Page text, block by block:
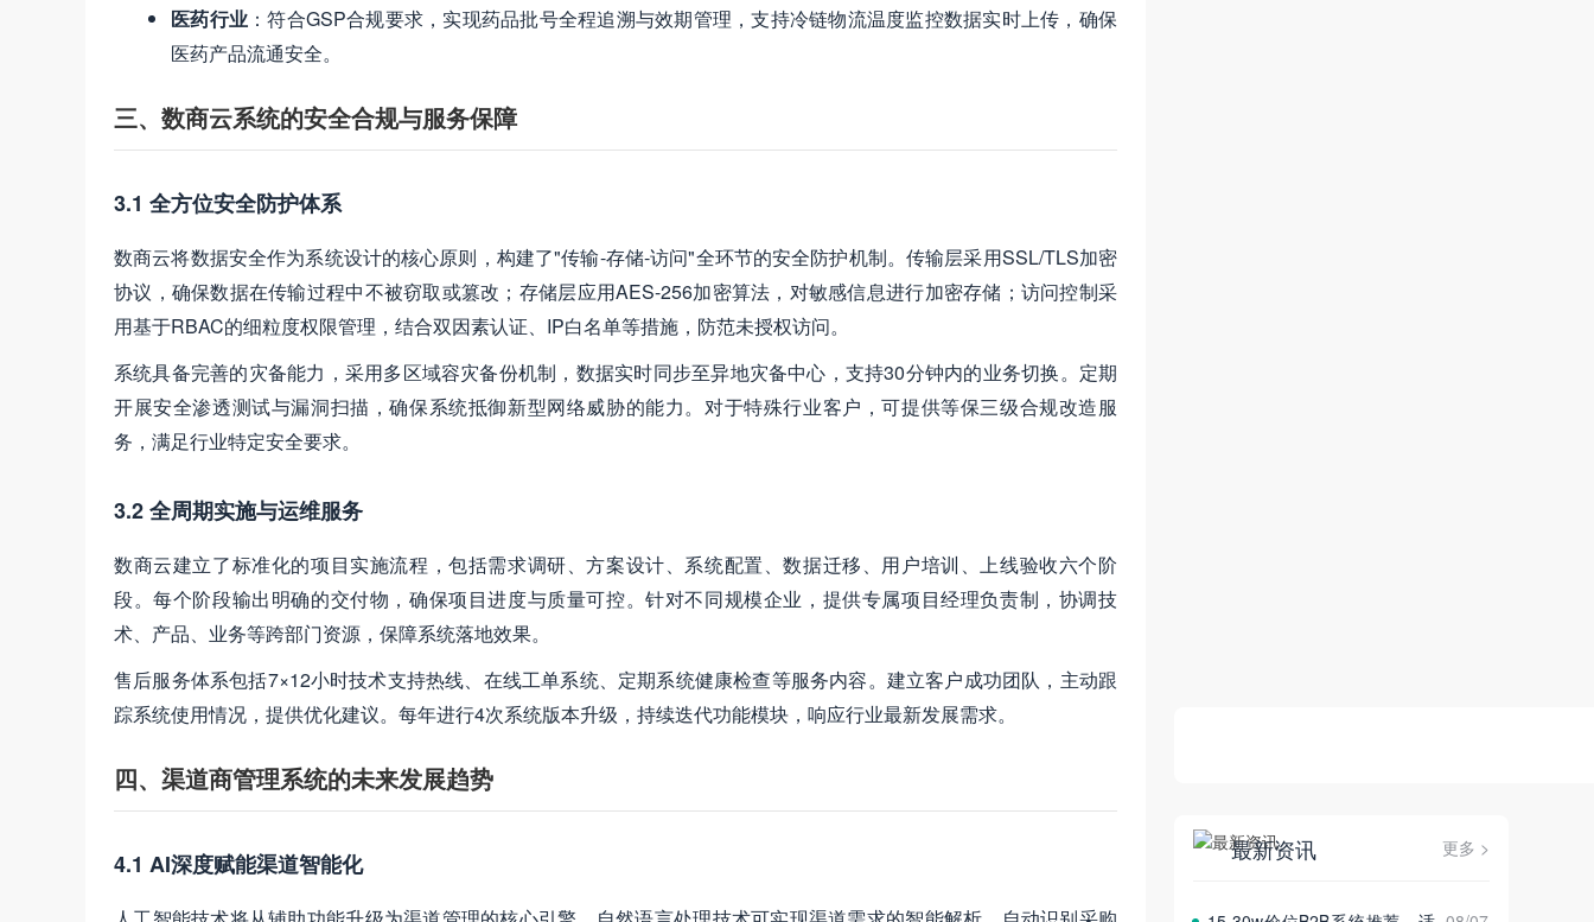
医药行业 ：符合GSP合规要求，实现药品批号全程追溯与效期管理，支持冷链物流温度监控数据实时上传，确保
医药产品流通安全。
三、数商云系统的安全合规与服务保障
3.1 全方位安全防护体系
数商云将数据安全作为系统设计的核心原则，构建了"传输-存储-访问"全环节的安全防护机制。传输层采用SSL/TLS加密
协议，确保数据在传输过程中不被窃取或篡改；存储层应用AES-256加密算法，对敏感信息进行加密存储；访问控制采
用基于RBAC的细粒度权限管理，结合双因素认证、IP白名单等措施，防范未授权访问。
系统具备完善的灾备能力，采用多区域容灾备份机制，数据实时同步至异地灾备中心，支持30分钟内的业务切换。定期
开展安全渗透测试与漏洞扫描，确保系统抵御新型网络威胁的能力。对于特殊行业客户，可提供等保三级合规改造服
务，满足行业特定安全要求。
3.2 全周期实施与运维服务
数商云建立了标准化的项目实施流程，包括需求调研、方案设计、系统配置、数据迁移、用户培训、上线验收六个阶
段。每个阶段输出明确的交付物，确保项目进度与质量可控。针对不同规模企业，提供专属项目经理负责制，协调技
术、产品、业务等跨部门资源，保障系统落地效果。
售后服务体系包括7×12小时技术支持热线、在线工单系统、定期系统健康检查等服务内容。建立客户成功团队，主动跟
踪系统使用情况，提供优化建议。每年进行4次系统版本升级，持续迭代功能模块，响应行业最新发展需求。
四、渠道商管理系统的未来发展趋势
4.1 AI深度赋能渠道智能化
最新资讯 更多 >